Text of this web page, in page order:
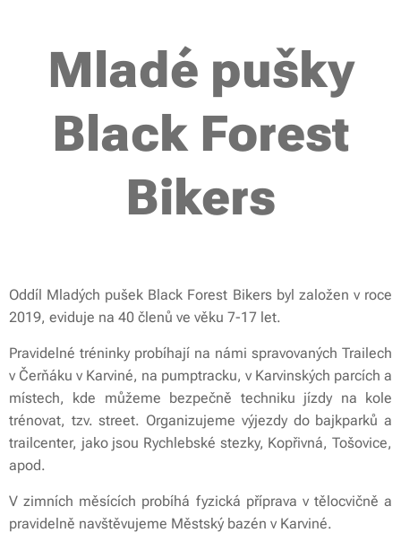
Mladé pušky
Black Forest
Bikers
Oddíl Mladých pušek Black Forest Bikers byl založen v roce
2019, eviduje na 40 členů ve věku 7-17 let.
Pravidelné tréninky probíhají na námi spravovaných Trailech
v Čerňáku v Karviné, na pumptracku, v Karvinských parcích a
místech, kde můžeme bezpečně techniku jízdy na kole
trénovat, tzv. street. Organizujeme výjezdy do bajkparků a
trailcenter, jako jsou Rychlebské stezky, Kopřivná, Tošovice,
apod.
V zimních měsících probíhá fyzická příprava v tělocvičně a
pravidelně navštěvujeme Městský bazén v Karviné.